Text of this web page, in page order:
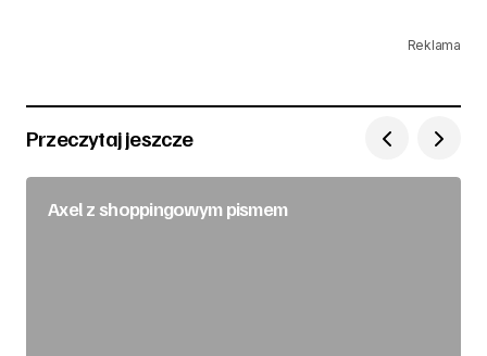
Reklama
Przeczytaj jeszcze
Axel z shoppingowym pismem